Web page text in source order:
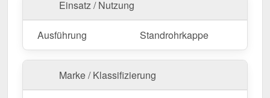
Einsatz / Nutzung
Ausführung Standrohrkappe
Marke / Klassifizierung